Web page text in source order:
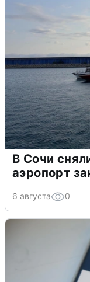
В Сочи
аэропорт
6 августа 0